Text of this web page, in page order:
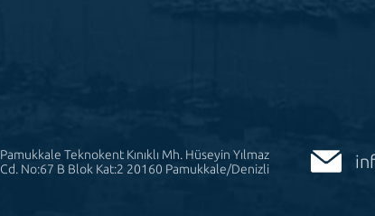
Pamukkale Teknokent Kınıklı Mh. Hüseyin Yılmaz
Cd. No:67 B Blok Kat:2 20160 Pamukkale/Denizli